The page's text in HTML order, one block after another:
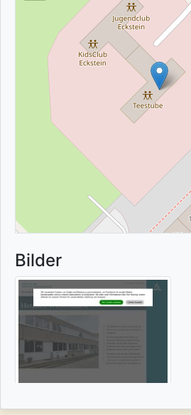
Bilder